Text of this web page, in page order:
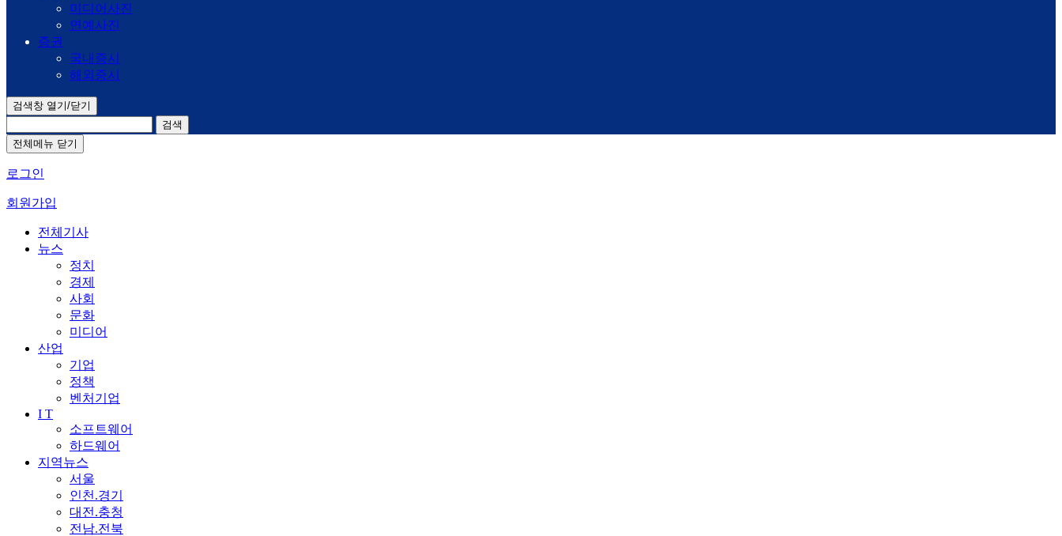
미디어사진
연예사진
증권
국내증시
해외증시
검색창 열기/닫기
검색
전체메뉴 닫기
로그인
회원가입
전체기사
뉴스
정치
경제
사회
문화
미디어
산업
기업
정책
벤처기업
I T
소프트웨어
하드웨어
지역뉴스
서울
인천.경기
대전.충청
전남.전북